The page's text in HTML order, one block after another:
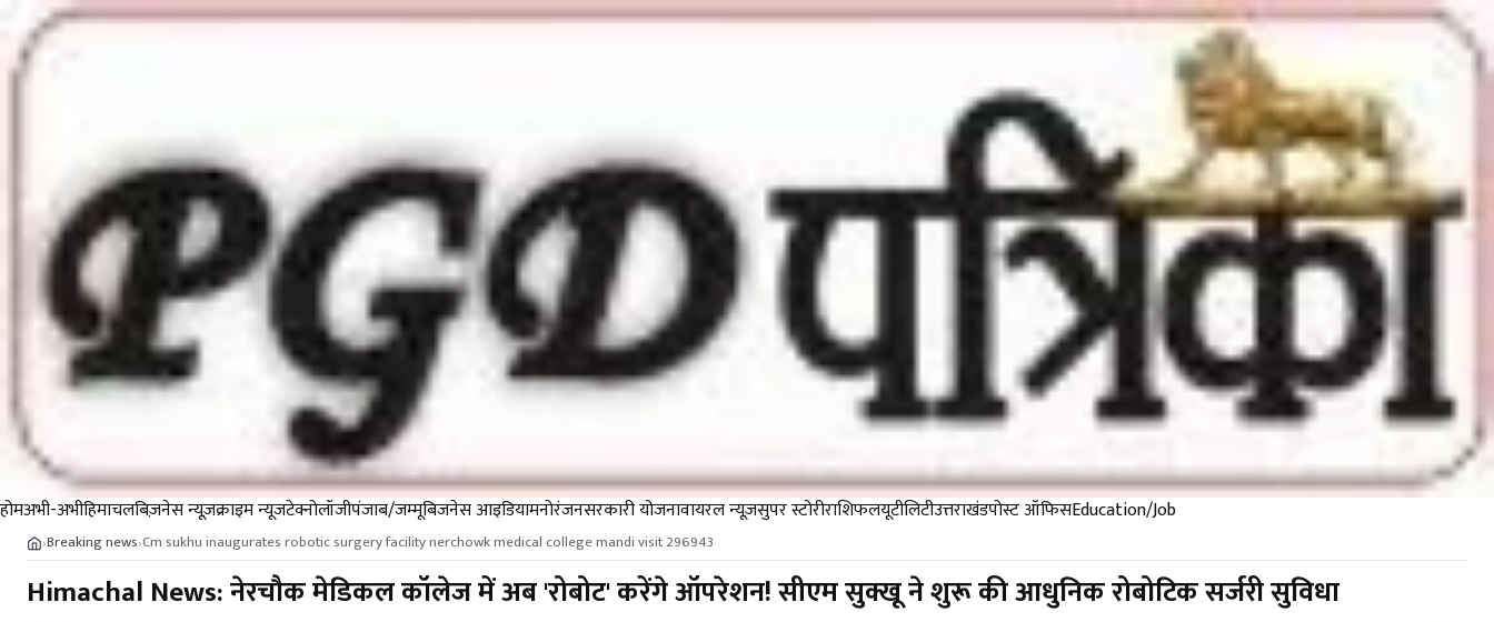
होमअभी-अभीहिमाचलबिज़नेस न्यूज़क्राइम न्यूजटेक्नोलॉजीपंजाब/जम्मूबिजनेस आइडियामनोरंजनसरकारी योजनावायरल न्यूज़सुपर स्टोरीराशिफलयूटीलिटीउत्तराखंडपोस्ट ऑफिसEducation/Job
›Breaking news›Cm sukhu inaugurates robotic surgery facility nerchowk medical college mandi visit 296943
Himachal News: नेरचौक मेडिकल कॉलेज में अब 'रोबोट' करेंगे ऑपरेशन! सीएम सुक्खू ने शुरू की आधुनिक रोबोटिक सर्जरी सुविधा